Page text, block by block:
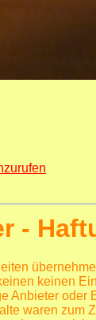
-
keinen
Anbieter
waren